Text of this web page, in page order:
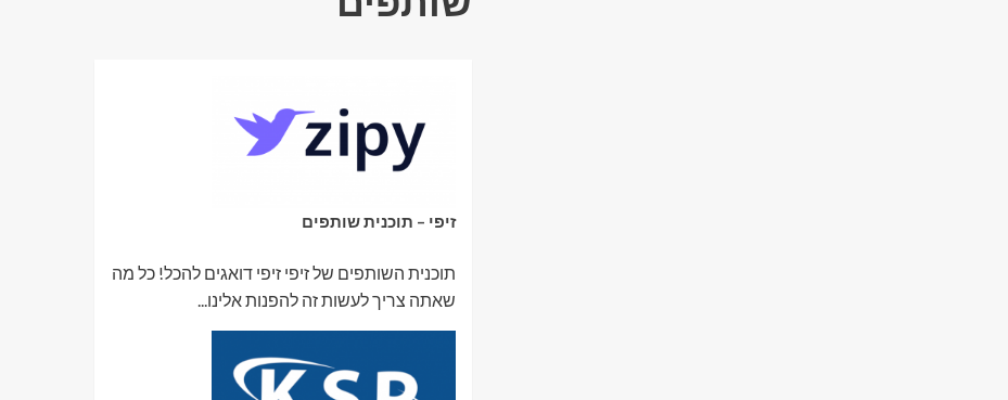
זיפי – תוכנית שותפים
תוכנית השותפים של זיפי זיפי דואגים להכל! כל מה
שאתה צריך לעשות זה להפנות אלינו...